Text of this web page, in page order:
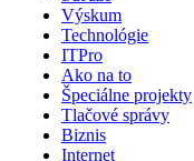
Výskum
Technológie
ITPro
Ako na to
Špeciálne projekty
Tlačové správy
Biznis
Internet